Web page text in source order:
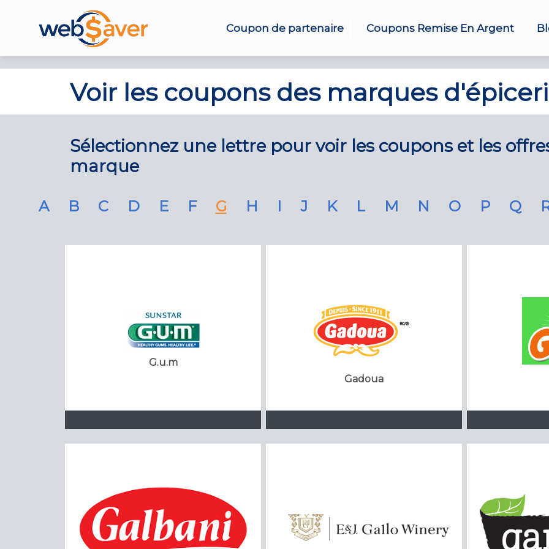
Coupon de partenaire Coupons Remise En Argent
Voir les coupons des marques
Sélectionnez une lettre pour voir les coupons et les
marque
A B C D E F G H I J K L M N O P Q
G.u.m
Gadoua